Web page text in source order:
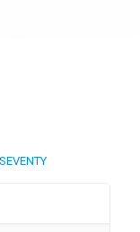
SEVENTY